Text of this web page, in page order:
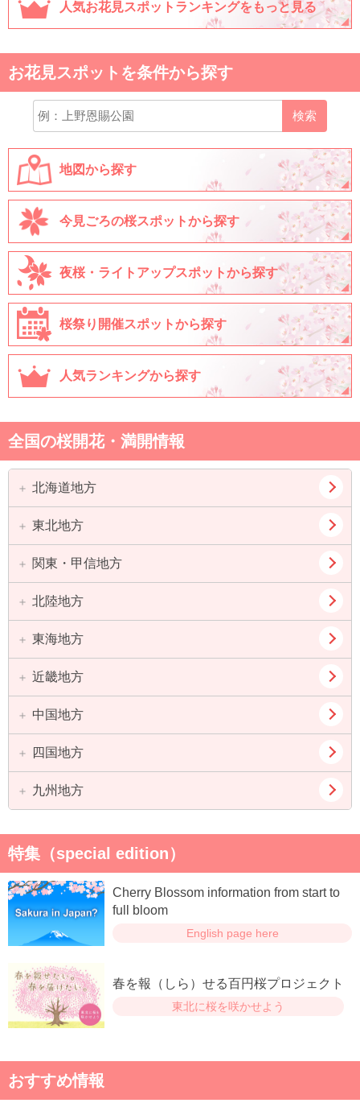
人気お花見スポットランキングをもっと見る
お花見スポットを条件から探す
検索
地図から探す
今見ごろの桜スポットから探す
夜桜・ライトアップスポットから探す
桜祭り開催スポットから探す
人気ランキングから探す
全国の桜開花・満開情報
北海道地方
道北
道央
東北地方
青森県
宮城県
山形県
関東・甲信地方
東京都
埼玉県
茨城県
群馬県
長野県
北陸地方
新潟県
石川県
東海地方
愛知県
静岡県
近畿地方
大阪府
京都府
奈良県
中国地方
鳥取県
岡山県
四国地方
徳島県九州地方
長崎県
大分県 宮崎県
鹿児島県
特集（special edition）
Cherry Blossom information from start to
full bloom
English page here
春を報（しら）せる百円桜プロジェクト
東北に桜を咲かせよう
おすすめ情報